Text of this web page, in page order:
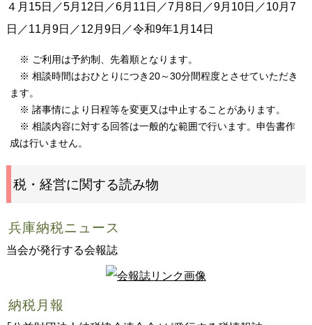
４月15日／5月12日／6月11日／7月8日／9月10日／10月7
日／11月9日／12月9日／令和9年1月14日
※ ご利用は予約制、先着順となります。
※ 相談時間はおひとりにつき20～30分間程度とさせていただき
ます。
※ 諸事情により日程等を変更又は中止することがあります。
※ 相談内容に対する回答は一般的な範囲で行います。申告書作
成は行いません。
税・経営に関する読み物
兵庫納税ニュース
当会が発行する会報誌
納税月報